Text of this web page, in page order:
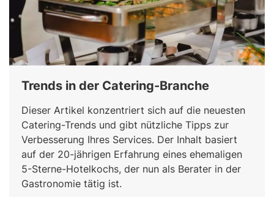
Trends in der Catering-Branche
Dieser Artikel konzentriert sich auf die neuesten
Catering-Trends und gibt nützliche Tipps zur
Verbesserung Ihres Services. Der Inhalt basiert
auf der 20-jährigen Erfahrung eines ehemaligen
5-Sterne-Hotelkochs, der nun als Berater in der
Gastronomie tätig ist.